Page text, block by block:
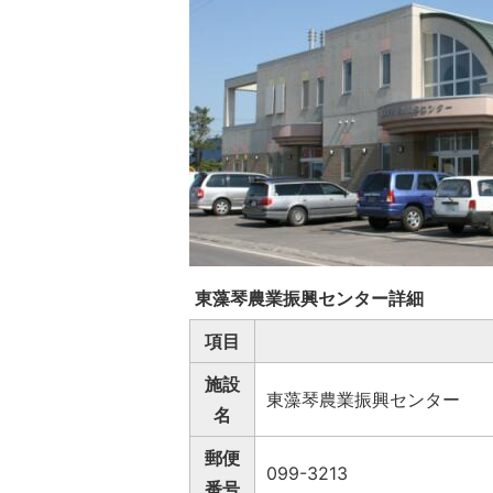
東藻琴農業振興センター詳細
項目
施設
名
東藻琴農業振興センター
郵便
番号
099-3213